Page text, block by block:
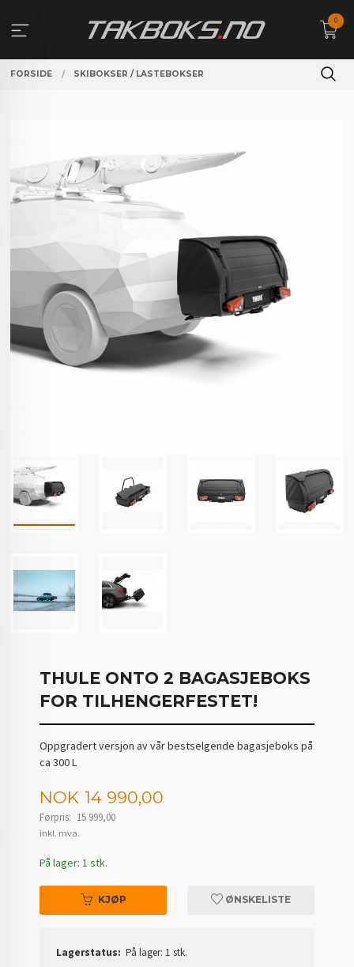
innholdet
0
FORSIDE SKIBOKSER / LASTEBOKSER
THULE ONTO 2 BAGASJEBOKS
FOR TILHENGERFESTET!
Oppgradert versjon av vår bestselgende bagasjeboks på
ca 300 L
Tilbud
NOK 14 990,00
Førpris: 15 999,00
Rabatt
inkl. mva.
På lager: 1 stk.
KJØP ØNSKELISTE
Lagerstatus: På lager: 1 stk.